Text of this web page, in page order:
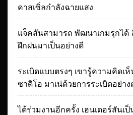
คาสเซิ่ลกำลังฉายแสง
แจ็คสันสามารถ พัฒนาเกมรุกได้
ฝึกฝนมาเป็นอย่างดี
ระเบิดแบบตรงๆ เขารู้ความคิดเ
ซาดิโอ มาเน่ด้วยการระเบิดอย่าง
ได้ร่วมงานอีกครั้ง เฮนเดอร์สันเ